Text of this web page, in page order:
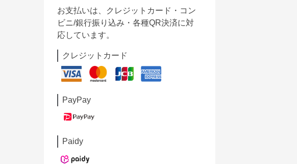
お支払いは、クレジットカード・コン
ビニ/銀行振り込み・各種QR決済に対
応しています。
クレジットカード
PayPay
Paidy